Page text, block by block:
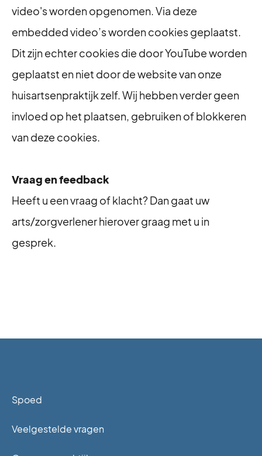
video's worden opgenomen. Via deze
embedded video’s worden cookies geplaatst.
Dit zijn echter cookies die door YouTube worden
geplaatst en niet door de website van onze
huisartsenpraktijk zelf. Wij hebben verder geen
invloed op het plaatsen, gebruiken of blokkeren
van deze cookies.
Vraag en feedback
Heeft u een vraag of klacht? Dan gaat uw
arts/zorgverlener hierover graag met u in
gesprek.
Spoed
Veelgestelde vragen